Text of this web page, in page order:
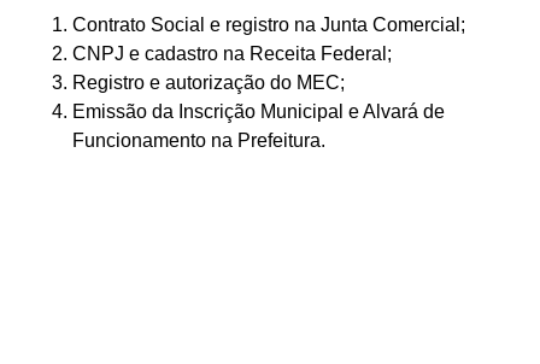
Contrato Social e registro na Junta Comercial;
CNPJ e cadastro na Receita Federal;
Registro e autorização do MEC;
Emissão da Inscrição Municipal e Alvará de
Funcionamento na Prefeitura.